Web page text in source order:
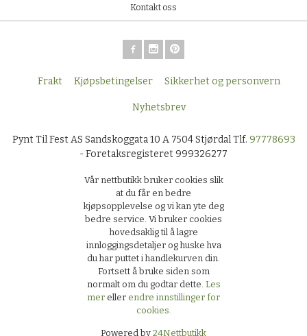
Kontakt oss
Frakt Kjøpsbetingelser Sikkerhet og personvern
Nyhetsbrev
Pynt Til Fest AS Sandskoggata 10 A 7504 Stjørdal Tlf. 97778693
- Foretaksregisteret 999326277
Vår nettbutikk bruker cookies slik
at du får en bedre
kjøpsopplevelse og vi kan yte deg
bedre service. Vi bruker cookies
hovedsaklig til å lagre
innloggingsdetaljer og huske hva
du har puttet i handlekurven din.
Fortsett å bruke siden som
normalt om du godtar dette. Les
mer eller endre innstillinger for
cookies.
Powered by 24Nettbutikk